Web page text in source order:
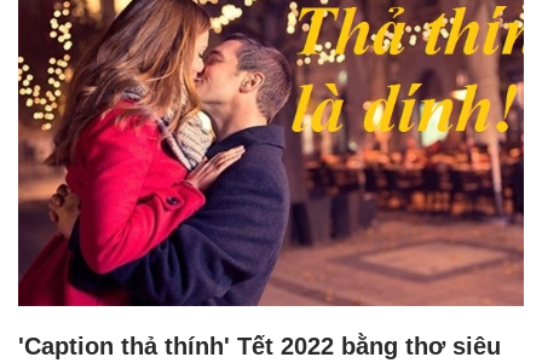
'Caption thả thính' Tết 2022 bằng thơ siêu